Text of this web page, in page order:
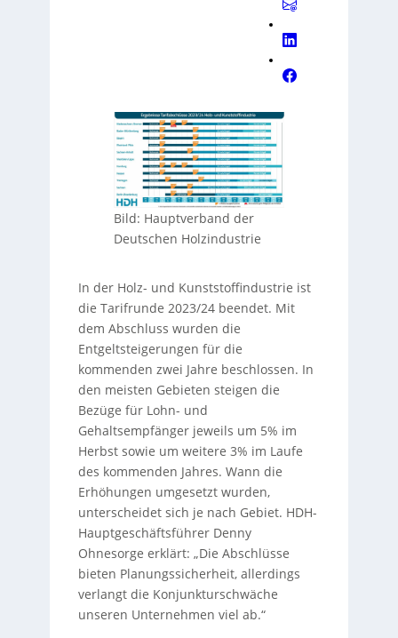
Bild: Hauptverband der
Deutschen Holzindustrie
In der Holz- und Kunststoffindustrie ist
die Tarifrunde 2023/24 beendet. Mit
dem Abschluss wurden die
Entgeltsteigerungen für die
kommenden zwei Jahre beschlossen. In
den meisten Gebieten steigen die
Bezüge für Lohn- und
Gehaltsempfänger jeweils um 5% im
Herbst sowie um weitere 3% im Laufe
des kommenden Jahres. Wann die
Erhöhungen umgesetzt wurden,
unterscheidet sich je nach Gebiet. HDH-
Hauptgeschäftsführer Denny
Ohnesorge erklärt: „Die Abschlüsse
bieten Planungssicherheit, allerdings
verlangt die Konjunkturschwäche
unseren Unternehmen viel ab.“